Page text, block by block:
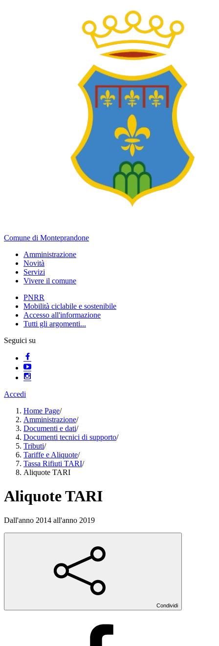
Comune di Monteprandone
Amministrazione
Novità
Servizi
Vivere il comune
PNRR
Mobilità ciclabile e sostenibile
Accesso all'informazione
Tutti gli argomenti...
Seguici su
Accedi
Home Page/
Amministrazione/
Documenti e dati/
Documenti tecnici di supporto/
Tributi/
Tariffe e Aliquote/
Tassa Rifiuti TARI/
Aliquote TARI
Aliquote TARI
Dall'anno 2014 all'anno 2019
Condividi